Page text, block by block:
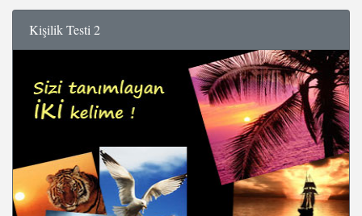
Kişilik Testi 2